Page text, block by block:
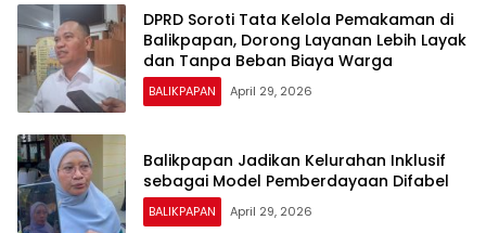
DPRD Soroti Tata Kelola Pemakaman di
Balikpapan, Dorong Layanan Lebih Layak
dan Tanpa Beban Biaya Warga
BALIKPAPAN April 29, 2026
Balikpapan Jadikan Kelurahan Inklusif
sebagai Model Pemberdayaan Difabel
BALIKPAPAN April 29, 2026